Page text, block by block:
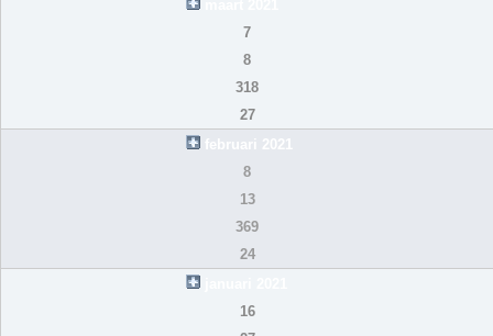
7
8
318
27
februari 2021
8
13
369
24
16